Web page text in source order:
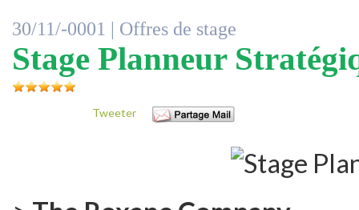
30/11/-0001 | Offres de stage
Stage Planneur
Tweeter